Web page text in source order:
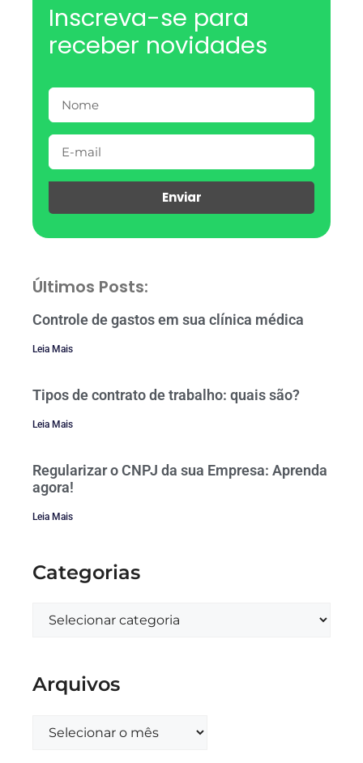
Inscreva-se para
receber novidades
Enviar
Últimos Posts:
Controle de gastos em sua clínica médica
Leia Mais
Tipos de contrato de trabalho: quais são?
Leia Mais
Regularizar o CNPJ da sua Empresa: Aprenda
agora!
Leia Mais
Categorias
Arquivos